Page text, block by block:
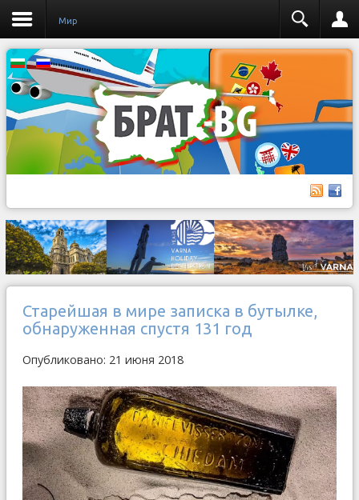
Мир
Старейшая в мире записка в бутылке,
обнаруженная спустя 131 год
Опубликовано: 21 июня 2018